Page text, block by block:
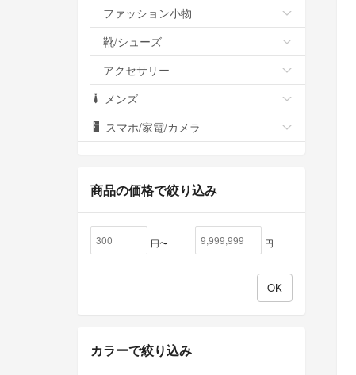
ファッション小物
靴/シューズ
アクセサリー
メンズ
スマホ/家電/カメラ
商品の価格で絞り込み
円〜 円
カラーで絞り込み